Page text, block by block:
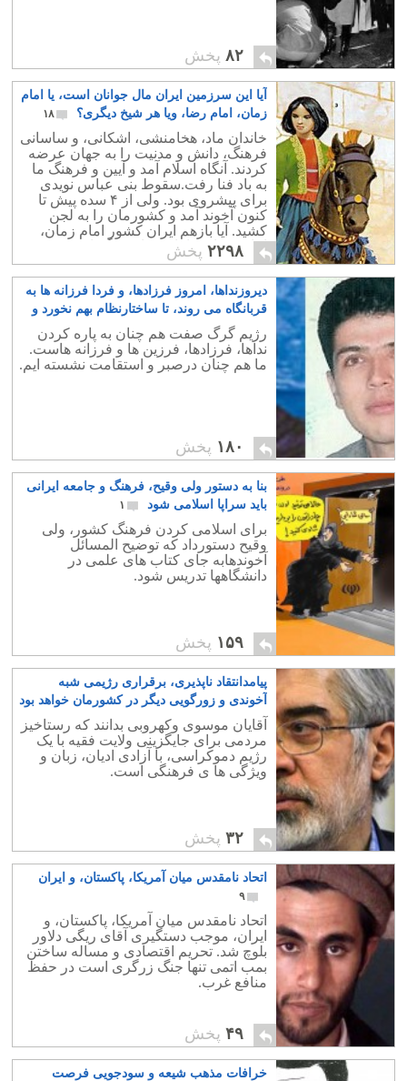
۸۲ پخش
آیا این سرزمین ایران مال جوانان است، یا امام
زمان، امام رضا، ویا هر شیخ دیگری؟
۱۸
خاندان ماد، هخامنشی، اشکانی، و ساسانی
فرهنگ، دانش و مدنیت را به جهان عرضه
کردند. آنگاه اسلام آمد و آیین و فرهنگ ما
به باد فنا رفت.سقوط بنی عباس نویدی
برای پیشروی بود. ولی از ۴ سده پیش تا
کنون آخوند آمد و کشورمان را به لجن
کشید. آیا بازهم ایران کشور امام زمان،
امام رضا، و یا تازی زاده دیگر است؟.
۲۲۹۸ پخش
دیروزنداها، امروز فرزادها، و فردا فرزانه ها به
قربانگاه می روند، تا ساختارنظام بهم نخورد و
سال، سال صبر و سکوت بماند
رژیم گرگ صفت هم چنان به پاره کردن
نداها، فرزادها، فرزین ها و فرزانه هاست.
ما هم چنان درصبر و استقامت نشسته ایم.
۱۸۰ پخش
بنا به دستور ولی وقیح، فرهنگ و جامعه ایرانی
باید سراپا اسلامی شود
۱
برای اسلامی کردن فرهنگ کشور، ولی
وقیح دستورداد که توضیح المسائل
آخوندهابه جای کتاب های علمی در
دانشگاهها تدریس شود.
۱۵۹ پخش
پیامدانتقاد ناپذیری، برقراری رژیمی شبه
آخوندی و زورگویی دیگر در کشورمان خواهد بود
آقایان موسوی وکهروبی بدانند که رستاخیز
مردمی برای جایگزینی ولایت فقیه با یک
رژیم دموکراسی، با آزادی ادیان، زبان و
ویژگی ها ی فرهنگی است.
۳۲ پخش
اتحاد نامقدس میان آمریکا، پاکستان، و ایران
۹
اتحاد نامقدس میان آمریکا، پاکستان، و
ایران، موجب دستگیری آقای ریگی دلاور
بلوچ شد. تحریم اقتصادی و مساله ساختن
بمب اتمی تنها جنگ زرگری است در حفظ
منافع غرب.
۴۹ پخش
خرافات مذهب شیعه و سودجویی فرصت